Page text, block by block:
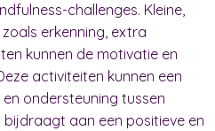
challenges. Kleine,
erkenning, extra
kunnen de motivatie en
activiteiten kunnen een
ondersteuning tussen
aan een positieve en